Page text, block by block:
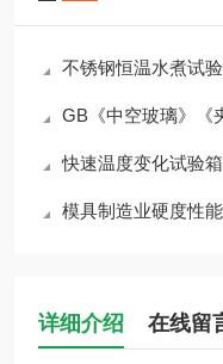
不锈钢恒温水煮试
GB《中空玻璃》《夹
快速温度变化试验箱在长时
模具制造业硬度性
详细介绍 在线留